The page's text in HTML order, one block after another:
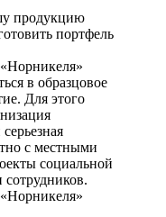
продукцию
портфель
в образцовое
Для этого
с местными
социальной